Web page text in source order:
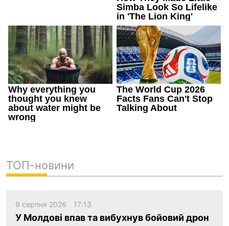
ТОП-новини
9 серпня 2026 17:13
У Молдові впав та вибухнув бойовий дрон